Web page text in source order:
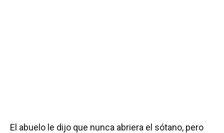
El abuelo le dijo que nunca abriera el sótano, pero